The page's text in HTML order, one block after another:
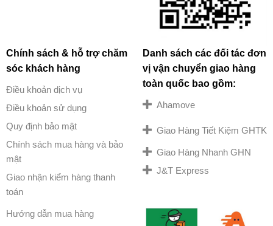
Chính sách & hỗ trợ chăm
sóc khách hàng
Điều khoản dịch vụ
Điều khoản sử dụng
Quy định bảo mật
Chính sách mua hàng và bảo
mật
Giao nhận kiểm hàng thanh
toán
Hướng dẫn mua hàng
Danh sách các đối tác đơn
vị vận chuyển giao hàng
toàn quốc bao gồm:
Ahamove
Giao Hàng Tiết Kiệm GHTK
Giao Hàng Nhanh GHN
J&T Express